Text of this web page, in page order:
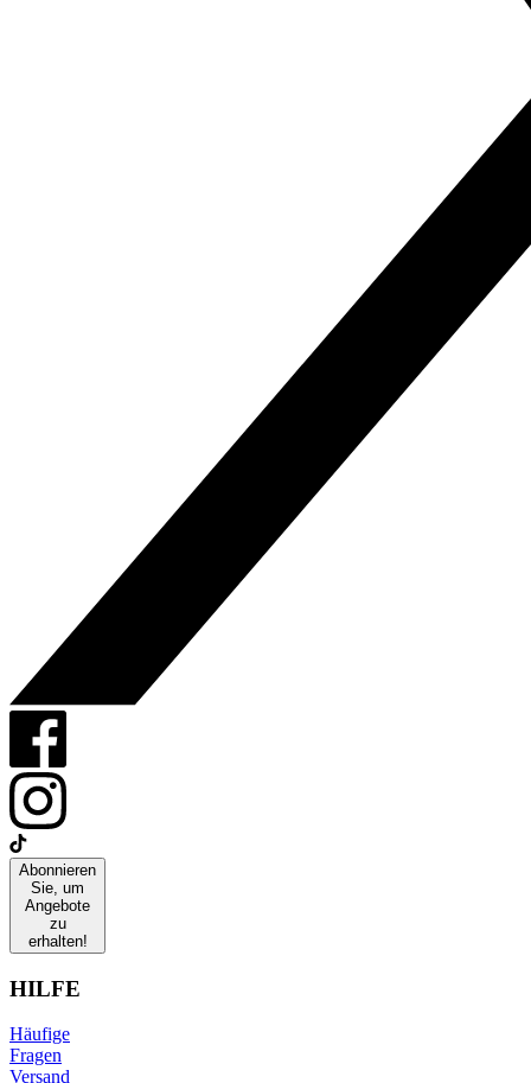
Abonnieren
Sie, um
Angebote
zu
erhalten!
HILFE
Häufige
Fragen
Versand